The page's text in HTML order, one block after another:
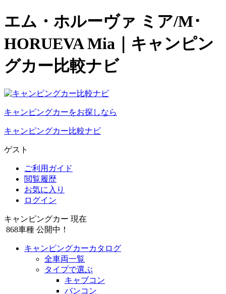
エム・ホルーヴァ ミア/M･
HORUEVA Mia｜キャンピン
グカー比較ナビ
キャンピングカーをお探しなら
キャンピングカー比較ナビ
ゲスト
ご利用ガイド
閲覧履歴
お気に入り
ログイン
キャンピングカー 現在
868車種 公開中！
キャンピングカーカタログ
全車両一覧
タイプで選ぶ
キャブコン
バンコン